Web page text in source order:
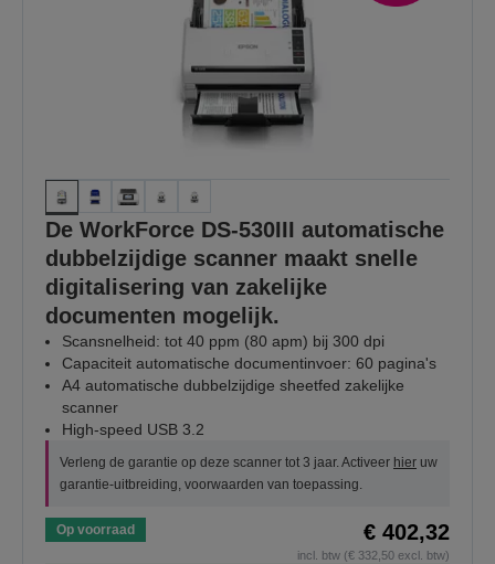
De WorkForce DS-530III automatische
dubbelzijdige scanner maakt snelle
digitalisering van zakelijke
documenten mogelijk.
Scansnelheid: tot 40 ppm (80 apm) bij 300 dpi
Capaciteit automatische documentinvoer: 60 pagina's
A4 automatische dubbelzijdige sheetfed zakelijke
scanner
High-speed USB 3.2
Verleng de garantie op deze scanner tot 3 jaar. Activeer hier uw
garantie-uitbreiding, voorwaarden van toepassing.
Op voorraad € 402,32
incl. btw (€ 332,50 excl. btw)